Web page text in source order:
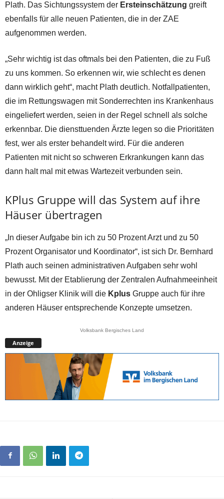
Plath. Das Sichtungssystem der Ersteinschätzung greift
ebenfalls für alle neuen Patienten, die in der ZAE
aufgenommen werden.
„Sehr wichtig ist das oftmals bei den Patienten, die zu Fuß
zu uns kommen. So erkennen wir, wie schlecht es denen
dann wirklich geht“, macht Plath deutlich. Notfallpatienten,
die im Rettungswagen mit Sonderrechten ins Krankenhaus
eingeliefert werden, seien in der Regel schnell als solche
erkennbar. Die diensttuenden Ärzte legen so die Prioritäten
fest, wer als erster behandelt wird. Für die anderen
Patienten mit nicht so schweren Erkrankungen kann das
dann halt mal mit etwas Wartezeit verbunden sein.
KPlus Gruppe will das System auf ihre
Häuser übertragen
„In dieser Aufgabe bin ich zu 50 Prozent Arzt und zu 50
Prozent Organisator und Koordinator“, ist sich Dr. Bernhard
Plath auch seinen administrativen Aufgaben sehr wohl
bewusst. Mit der Etablierung der Zentralen Aufnahmeeinheit
in der Ohligser Klinik will die Kplus Gruppe auch für ihre
anderen Häuser entsprechende Konzepte umsetzen.
Volksbank Bergisches Land
Anzeige